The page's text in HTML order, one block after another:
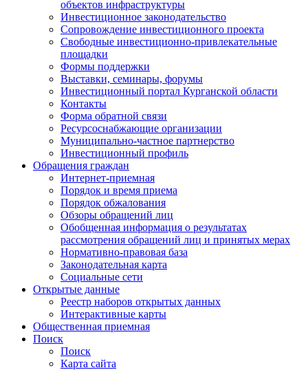
объектов инфраструктуры
Инвестиционное законодательство
Сопровождение инвестиционного проекта
Свободные инвестиционно-привлекательные
площадки
Формы поддержки
Выставки, семинары, форумы
Инвестиционный портал Курганской области
Контакты
Форма обратной связи
Ресурсоснабжающие организации
Муниципально-частное партнерство
Инвестиционный профиль
Обращения граждан
Интернет-приемная
Порядок и время приема
Порядок обжалования
Обзоры обращений лиц
Обобщенная информация о результатах
рассмотрения обращений лиц и принятых мерах
Нормативно-правовая база
Законодательная карта
Социальные сети
Открытые данные
Реестр наборов открытых данных
Интерактивные карты
Общественная приемная
Поиск
Поиск
Карта сайта